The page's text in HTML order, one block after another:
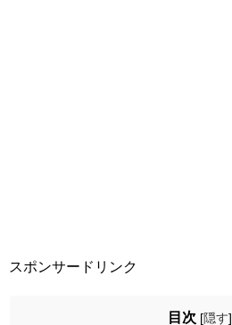
スポンサードリンク
目次 [隠す]